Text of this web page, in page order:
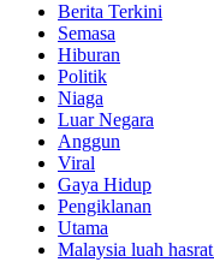
Berita Terkini
Semasa
Hiburan
Politik
Niaga
Luar Negara
Anggun
Viral
Gaya Hidup
Pengiklanan
Utama
Malaysia luah